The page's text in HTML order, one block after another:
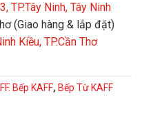
TP.Tây Ninh, Tây Ninh
(Giao hàng & lắp đặt)
Kiều, TP.Cần Thơ
Bếp KAFF, Bếp Từ KAFF